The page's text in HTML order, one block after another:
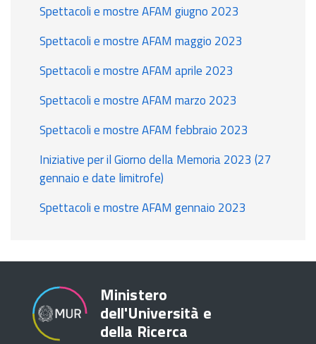
Spettacoli e mostre AFAM giugno 2023
Spettacoli e mostre AFAM maggio 2023
Spettacoli e mostre AFAM aprile 2023
Spettacoli e mostre AFAM marzo 2023
Spettacoli e mostre AFAM febbraio 2023
Iniziative per il Giorno della Memoria 2023 (27
gennaio e date limitrofe)
Spettacoli e mostre AFAM gennaio 2023
Ministero
dell'Università e
della Ricerca